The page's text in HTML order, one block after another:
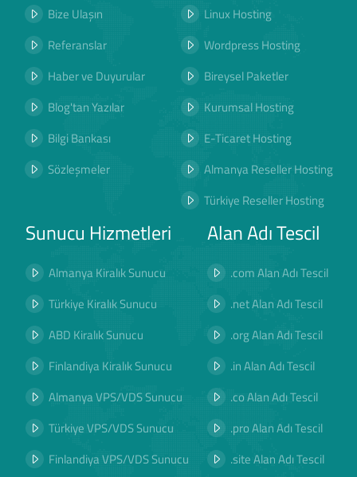
Bize Ulaşın
Referanslar
Haber ve Duyurular
Blog'tan Yazılar
Bilgi Bankası
Sözleşmeler
Linux Hosting
Wordpress Hosting
Bireysel Paketler
Kurumsal Hosting
E-Ticaret Hosting
Almanya Reseller Hosting
Türkiye Reseller Hosting
Sunucu Hizmetleri
Almanya Kiralık Sunucu
Türkiye Kiralık Sunucu
ABD Kiralık Sunucu
Finlandiya Kiralık Sunucu
Almanya VPS/VDS Sunucu
Türkiye VPS/VDS Sunucu
Finlandiya VPS/VDS Sunucu
Alan Adı Tescil
.com Alan Adı Tescil
.net Alan Adı Tescil
.org Alan Adı Tescil
.in Alan Adı Tescil
.co Alan Adı Tescil
.pro Alan Adı Tescil
.site Alan Adı Tescil